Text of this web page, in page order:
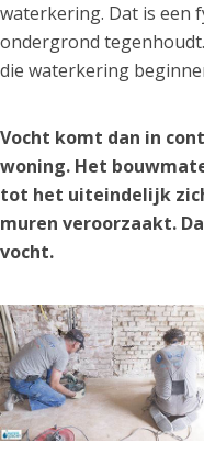
waterkering. Dat is een
ondergrond
die waterkering
Vocht komt dan in
woning. Het
tot het uiteindelijk
muren veroorzaakt.
vocht.